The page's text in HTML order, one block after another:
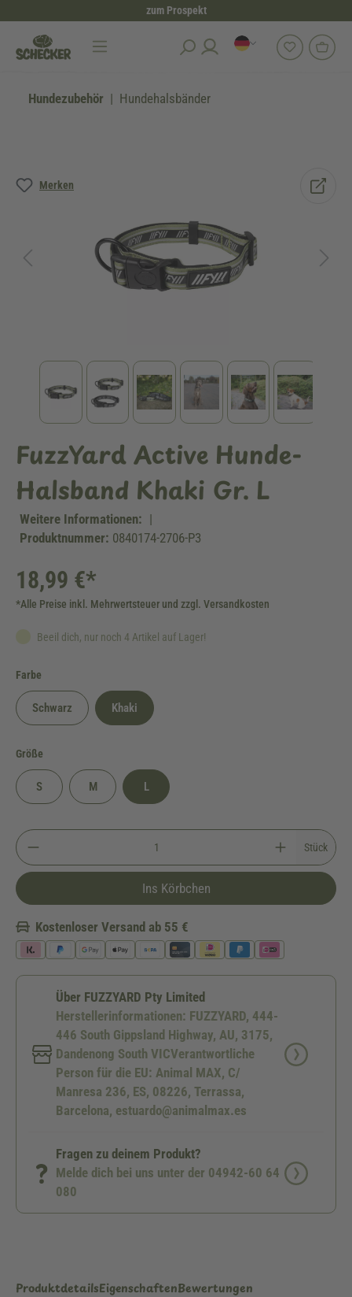
zum Prospekt
Hundezubehör Hundehalsbänder
Merken
Bildergalerie überspringen
FuzzYard Active Hunde-
Halsband Khaki Gr. L
Weitere Informationen: |
Produktnummer: 0840174-2706-P3
18,99 €*
*Alle Preise inkl. Mehrwertsteuer und zzgl. Versandkosten
Beeil dich, nur noch 4 Artikel auf Lager!
Farbe
Schwarz Khaki
Größe
S M L
Stück
Ins Körbchen
Kostenloser Versand ab 55 €
Über FUZZYARD Pty Limited
Herstellerinformationen: FUZZYARD, 444-
446 South Gippsland Highway, AU, 3175,
Dandenong South VICVerantwortliche
Person für die EU: Animal MAX, C/
Manresa 236, ES, 08226, Terrassa,
Barcelona, estuardo@animalmax.es
Fragen zu deinem Produkt?
Melde dich bei uns unter der 04942-60 64
080
ProduktdetailsEigenschaftenBewertungen